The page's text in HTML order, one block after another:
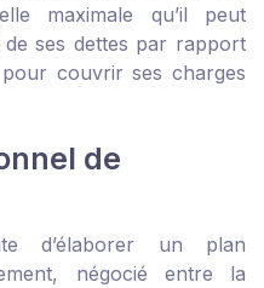
maximale qu’il peut
ses dettes par rapport
couvrir ses charges
de
d’élaborer un plan
négocié entre la